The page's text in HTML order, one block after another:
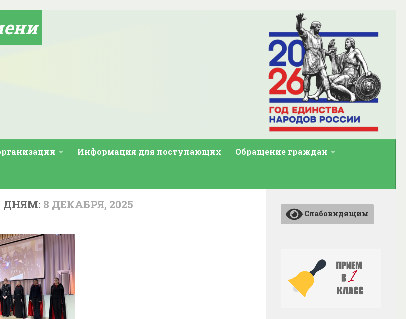
Информация для поступающих Обращение граждан
ДНЯМ: 8 ДЕКАБРЯ, 2025
Слабовидящим